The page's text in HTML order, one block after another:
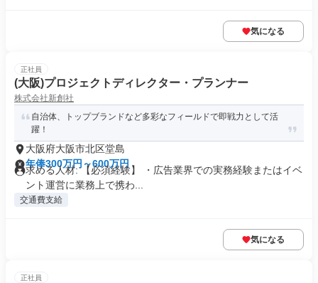
気になる
正社員
(大阪)プロジェクトディレクター・プランナー
株式会社新創社
自治体、トップブランドなど多彩なフィールドで即戦力として活
躍！
大阪府大阪市北区堂島
年俸300万円～600万円
求める人材: 【必須経験】 ・広告業界での実務経験またはイベ
ント運営に業務上で携わ...
交通費支給
気になる
正社員